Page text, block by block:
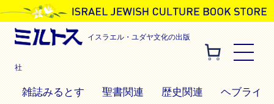
イスラエル・ユダヤ文化の出版
社
雑誌みるとす 聖書関連 歴史関連 ヘブライ